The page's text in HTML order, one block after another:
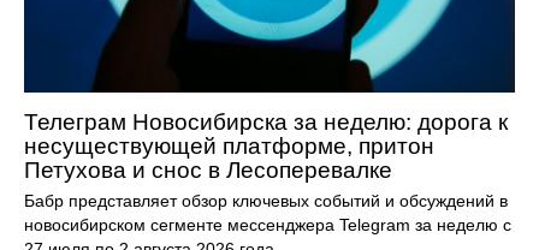
Телеграм Новосибирска за неделю: дорога к
несуществующей платформе, притон
Петухова и снос в Лесоперевалке
Бабр представляет обзор ключевых событий и обсуждений в
новосибирском сегменте мессенджера Telegram за неделю с